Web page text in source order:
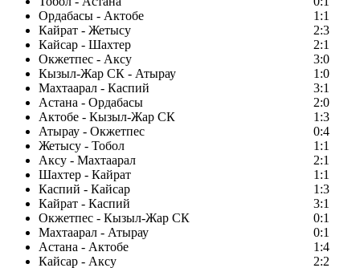
Ордабасы - Актобе
1:1
Кайрат - Жетысу
2:3
Кайсар - Шахтер
2:1
Окжетпес - Аксу
3:0
Кызыл-Жар СК - Атырау
1:0
Махтаарал - Каспий
3:1
Астана - Ордабасы
2:0
Актобе - Кызыл-Жар СК
1:3
Атырау - Окжетпес
0:4
Жетысу - Тобол
1:1
Аксу - Махтаарал
2:1
Шахтер - Кайрат
1:1
Каспий - Кайсар
1:3
Кайрат - Каспий
3:1
Окжетпес - Кызыл-Жар СК
0:1
Махтаарал - Атырау
0:1
Астана - Актобе
1:4
Кайсар - Аксу
2:2